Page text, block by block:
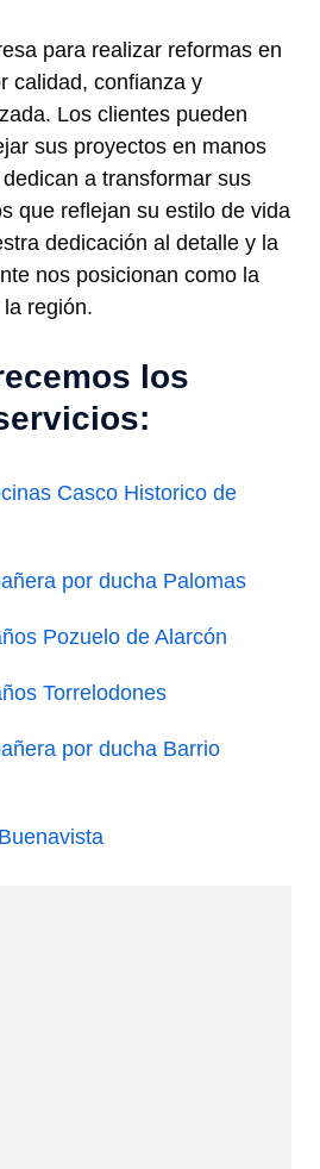
para realizar reformas en
calidad, confianza y
Los clientes pueden
sus proyectos en manos
a transformar sus
que reflejan su estilo de vida
dedicación al detalle y la
nos posicionan como la
región.
los
Casco Historico de
por ducha Palomas
Pozuelo de Alarcón
Torrelodones
por ducha Barrio